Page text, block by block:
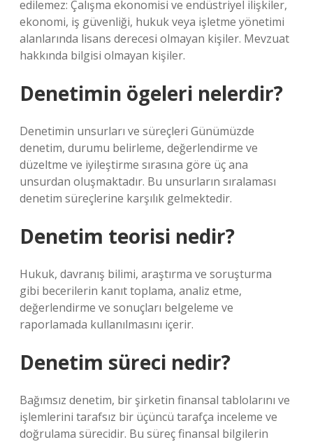
edilemez: Çalışma ekonomisi ve endüstriyel ilişkiler,
ekonomi, iş güvenliği, hukuk veya işletme yönetimi
alanlarında lisans derecesi olmayan kişiler. Mevzuat
hakkında bilgisi olmayan kişiler.
Denetimin ögeleri nelerdir?
Denetimin unsurları ve süreçleri Günümüzde
denetim, durumu belirleme, değerlendirme ve
düzeltme ve iyileştirme sırasına göre üç ana
unsurdan oluşmaktadır. Bu unsurların sıralaması
denetim süreçlerine karşılık gelmektedir.
Denetim teorisi nedir?
Hukuk, davranış bilimi, araştırma ve soruşturma
gibi becerilerin kanıt toplama, analiz etme,
değerlendirme ve sonuçları belgeleme ve
raporlamada kullanılmasını içerir.
Denetim süreci nedir?
Bağımsız denetim, bir şirketin finansal tablolarını ve
işlemlerini tarafsız bir üçüncü tarafça inceleme ve
doğrulama sürecidir. Bu süreç finansal bilgilerin